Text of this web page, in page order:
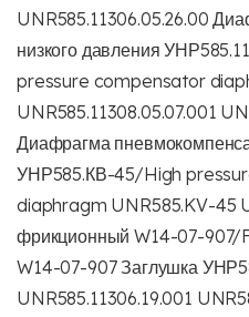
UNR585.11306.05.26.00
низкого давления
pressure compensator
UNR585.11308.05.07.001
Диафрагма
УНР585.КВ-45/High
diaphragm UNR585.KV-45
фрикционный W14-07-907/
W14-07-907 Заглушка
UNR585.11306.19.001